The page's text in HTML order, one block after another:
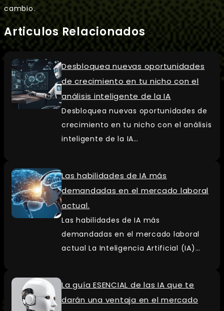
cambio.
Articulos Relacionados
Desbloquea nuevas oportunidades
de crecimiento en tu nicho con el
análisis inteligente de la IA
Desbloquea nuevas oportunidades de
crecimiento en tu nicho con el análisis
inteligente de la IA…
Las habilidades de IA más
demandadas en el mercado laboral
actual.
Las habilidades de IA más
demandadas en el mercado laboral
actual La Inteligencia Artificial (IA)…
La guía ESENCIAL de las IA que te
darán una ventaja en el mercado